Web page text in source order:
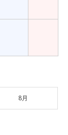
8月